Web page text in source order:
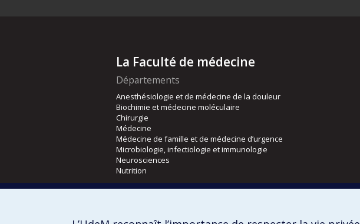
La Faculté de médecine
Départements
Anesthésiologie et de médecine de la douleur
Biochimie et médecine moléculaire
Chirurgie
Médecine
Médecine de famille et de médecine d’urgence
Microbiologie, infectiologie et immunologie
Neurosciences
Nutrition